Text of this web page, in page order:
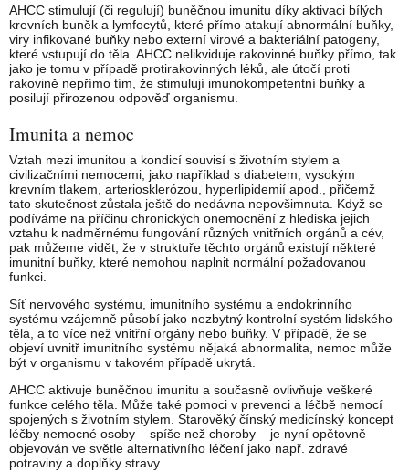
AHCC stimulují (či regulují) buněčnou imunitu díky aktivaci bílých
krevních buněk a lymfocytů, které přímo atakují abnormální buňky,
viry infikované buňky nebo externí virové a bakteriální patogeny,
které vstupují do těla. AHCC nelikviduje rakovinné buňky přímo, tak
jako je tomu v případě protirakovinných léků, ale útočí proti
rakovině nepřímo tím, že stimulují imunokompetentní buňky a
posilují přirozenou odpověď organismu.
Imunita a nemoc
Vztah mezi imunitou a kondicí souvisí s životním stylem a
civilizačními nemocemi, jako například s diabetem, vysokým
krevním tlakem, arteriosklerózou, hyperlipidemií apod., přičemž
tato skutečnost zůstala ještě do nedávna nepovšimnuta. Když se
podíváme na příčinu chronických onemocnění z hlediska jejich
vztahu k nadměrnému fungování různých vnitřních orgánů a cév,
pak můžeme vidět, že v struktuře těchto orgánů existují některé
imunitní buňky, které nemohou naplnit normální požadovanou
funkci.
Síť nervového systému, imunitního systému a endokrinního
systému vzájemně působí jako nezbytný kontrolní systém lidského
těla, a to více než vnitřní orgány nebo buňky. V případě, že se
objeví uvnitř imunitního systému nějaká abnormalita, nemoc může
být v organismu v takovém případě ukrytá.
AHCC aktivuje buněčnou imunitu a současně ovlivňuje veškeré
funkce celého těla. Může také pomoci v prevenci a léčbě nemocí
spojených s životním stylem. Starověký čínský medicínský koncept
léčby nemocné osoby – spíše než choroby – je nyní opětovně
objevován ve světle alternativního léčení jako např. zdravé
potraviny a doplňky stravy.